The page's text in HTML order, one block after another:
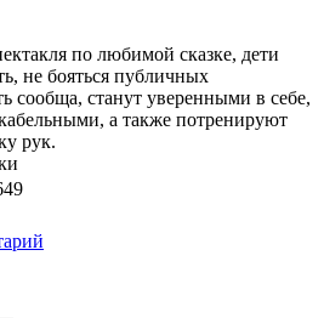
по любимой сказке, дети
не бояться публичных
сообща, станут уверенными в себе,
а также потренируют
рук.